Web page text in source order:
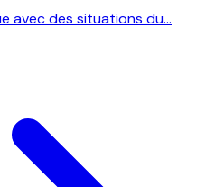
avec des situations du...